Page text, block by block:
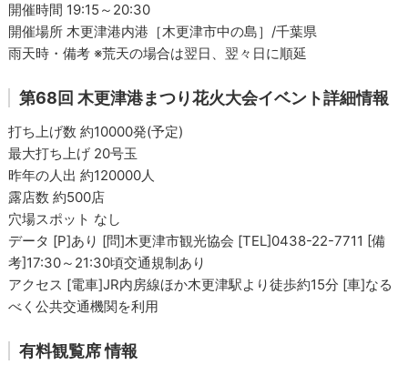
開催時間 19:15～20:30
開催場所 木更津港内港［木更津市中の島］/千葉県
雨天時・備考 ※荒天の場合は翌日、翌々日に順延
第68回 木更津港まつり花火大会イベント詳細情報
打ち上げ数 約10000発(予定)
最大打ち上げ 20号玉
昨年の人出 約120000人
露店数 約500店
穴場スポット なし
データ [P]あり [問]木更津市観光協会 [TEL]0438-22-7711 [備
考]17:30～21:30頃交通規制あり
アクセス [電車]JR内房線ほか木更津駅より徒歩約15分 [車]なる
べく公共交通機関を利用
有料観覧席 情報